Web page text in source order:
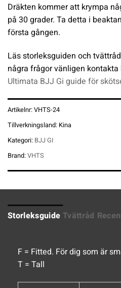
Dräkten kommer att krympa
på 30 grader. Ta detta i
första gången.
Läs storleksguiden och
några frågor vänligen kontakta
Ultimata BJJ Gi guide för
Artikelnr:VHTS-24
Tillverkningsland: Kina
Kategori: BJJ GI
Brand:VHTS
Storleksguide Tvättråd
F = Fitted. För dig som är
T = Tall